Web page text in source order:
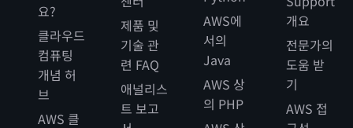
요?
클라우드
컴퓨팅
개념 허
브
AWS 클
제품 및
기술 관
련 FAQ
애널리스
트 보고
AWS에
서의
Java
AWS 상
의 PHP
개요
전문가의
도움 받
기
AWS 접